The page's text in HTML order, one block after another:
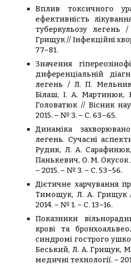
Вплив токсичного
ефективність
туберкульозу
Грищук // Інфекційні
77–81.
Значення
диференціальній
легень / Л. П.
Білаш, І. А. Мартинюк,
Головатюк // Вісник
2015. – № 3. – С. 63–65.
Динаміка
легень. Сучасні
Рудик, Л. А.
Панькевич, О. М. Окусок
– 2015. – № 3. – С. 53–56.
Дієтичне харчування
Тимощук, Л. А. Грищук
2014. – № 1. – С. 13–16.
Показники
крові та
синдромі гострого
Беський, Л. А. Грищук,
медичні технології. –